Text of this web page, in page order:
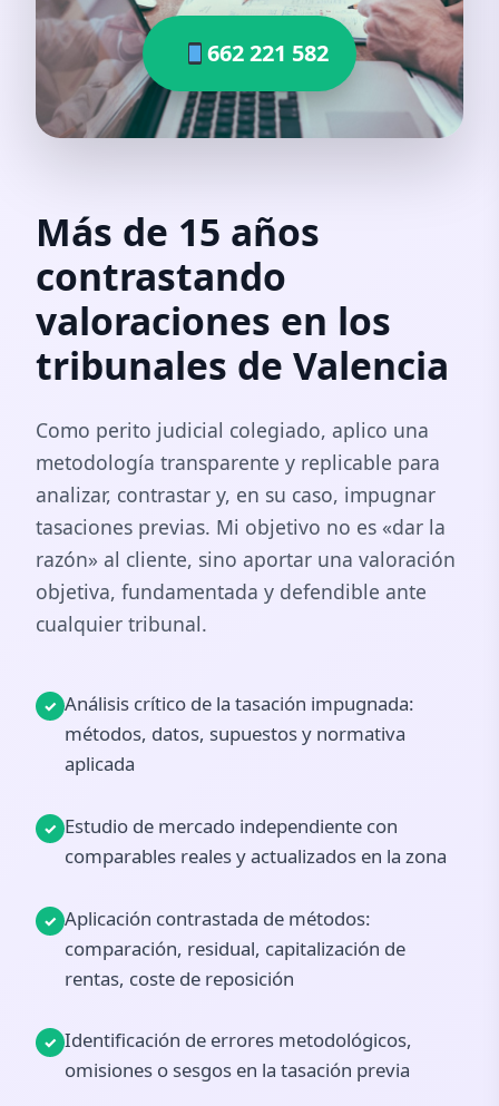
Más de 15 años
contrastando
valoraciones en los
tribunales de Valencia
Como perito judicial colegiado, aplico una
metodología transparente y replicable para
analizar, contrastar y, en su caso, impugnar
tasaciones previas. Mi objetivo no es «dar la
razón» al cliente, sino aportar una valoración
objetiva, fundamentada y defendible ante
cualquier tribunal.
Análisis crítico de la tasación impugnada:
métodos, datos, supuestos y normativa
aplicada
Estudio de mercado independiente con
comparables reales y actualizados en la zona
Aplicación contrastada de métodos:
comparación, residual, capitalización de
rentas, coste de reposición
Identificación de errores metodológicos,
omisiones o sesgos en la tasación previa
662 221 582